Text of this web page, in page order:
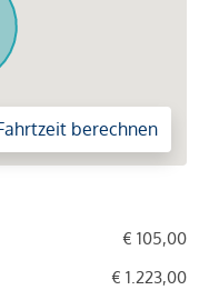
berechnen
€ 105,00
€ 1.223,00